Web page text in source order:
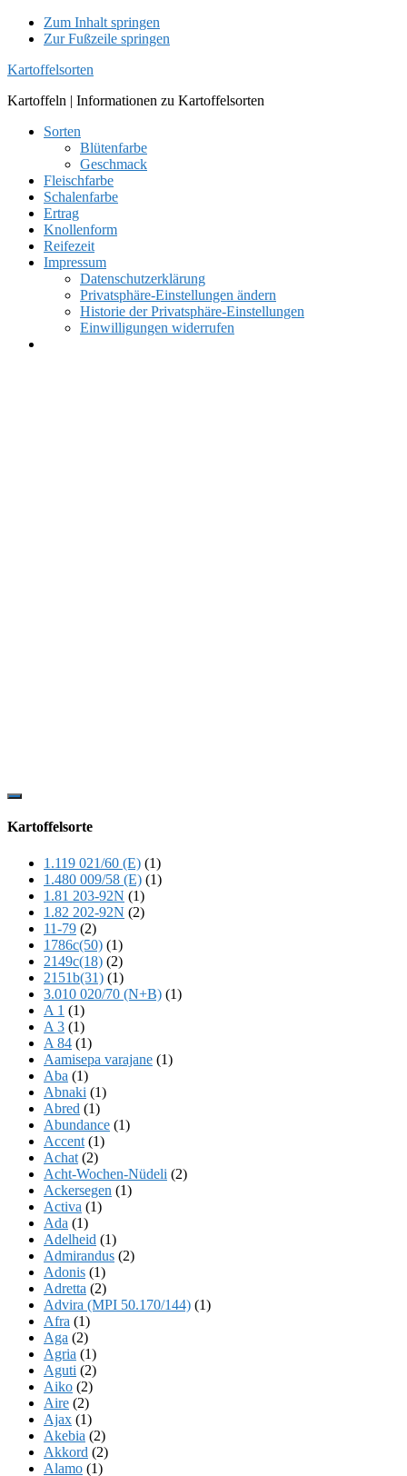
Zum Inhalt springen
Zur Fußzeile springen
Kartoffelsorten
Kartoffeln | Informationen zu Kartoffelsorten
Sorten
Blütenfarbe
Geschmack
Fleischfarbe
Schalenfarbe
Ertrag
Knollenform
Reifezeit
Impressum
Datenschutzerklärung
Privatsphäre-Einstellungen ändern
Historie der Privatsphäre-Einstellungen
Einwilligungen widerrufen
Show
Content
Kartoffelsorte
1.119 021/60 (E) (1)
1.480 009/58 (E) (1)
1.81 203-92N (1)
1.82 202-92N (2)
11-79 (2)
1786c(50) (1)
2149c(18) (2)
2151b(31) (1)
3.010 020/70 (N+B) (1)
A 1 (1)
A 3 (1)
A 84 (1)
Aamisepa varajane (1)
Aba (1)
Abnaki (1)
Abred (1)
Abundance (1)
Accent (1)
Achat (2)
Acht-Wochen-Nüdeli (2)
Ackersegen (1)
Activa (1)
Ada (1)
Adelheid (1)
Admirandus (2)
Adonis (1)
Adretta (2)
Advira (MPI 50.170/144) (1)
Afra (1)
Aga (2)
Agria (1)
Aguti (2)
Aiko (2)
Aire (2)
Ajax (1)
Akebia (2)
Akkord (2)
Alamo (1)